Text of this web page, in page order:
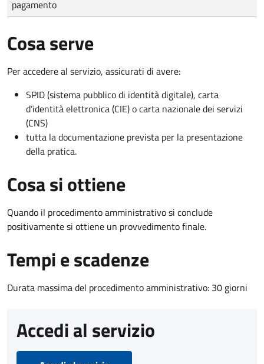
pagamento
Cosa serve
Per accedere al servizio, assicurati di avere:
SPID (sistema pubblico di identità digitale), carta
d’identità elettronica (CIE) o carta nazionale dei servizi
(CNS)
tutta la documentazione prevista per la presentazione
della pratica.
Cosa si ottiene
Quando il procedimento amministrativo si conclude
positivamente si ottiene un provvedimento finale.
Tempi e scadenze
Durata massima del procedimento amministrativo: 30 giorni
Accedi al servizio